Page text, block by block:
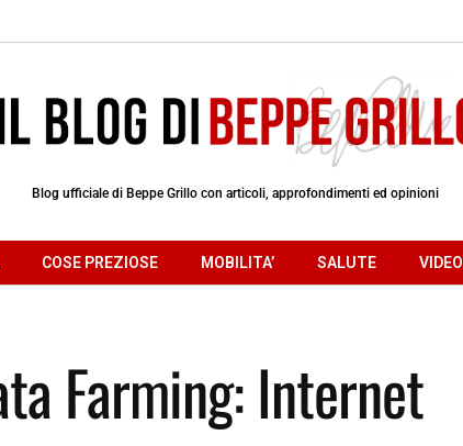
Blog ufficiale di Beppe Grillo con articoli, approfondimenti ed opinioni
COSE PREZIOSE MOBILITA’ SALUTE VIDEO
Farming: Internet